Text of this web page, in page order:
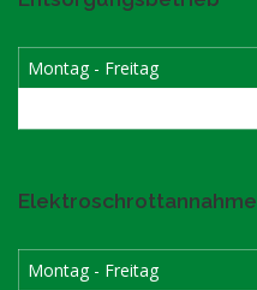
Montag - Freitag
Elektroschrottannahme
Montag - Freitag